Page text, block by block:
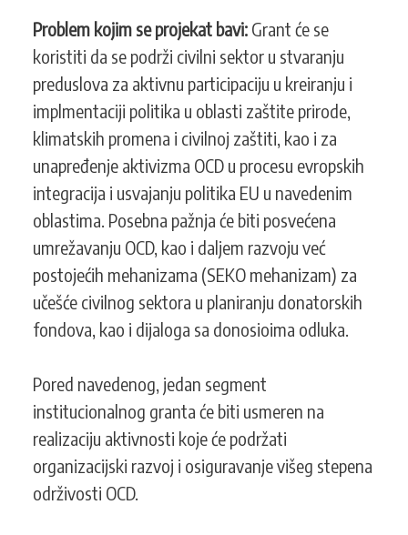
Problem kojim se projekat bavi: Grant će se
koristiti da se podrži civilni sektor u stvaranju
preduslova za aktivnu participaciju u kreiranju i
implmentaciji politika u oblasti zaštite prirode,
klimatskih promena i civilnoj zaštiti, kao i za
unapređenje aktivizma OCD u procesu evropskih
integracija i usvajanju politika EU u navedenim
oblastima. Posebna pažnja će biti posvećena
umrežavanju OCD, kao i daljem razvoju već
postojećih mehanizama (SEKO mehanizam) za
učešće civilnog sektora u planiranju donatorskih
fondova, kao i dijaloga sa donosioima odluka.
Pored navedenog, jedan segment
institucionalnog granta će biti usmeren na
realizaciju aktivnosti koje će podržati
organizacijski razvoj i osiguravanje višeg stepena
održivosti OCD.